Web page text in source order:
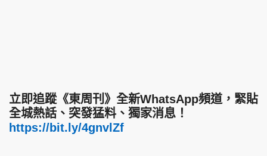
立即追蹤《東周刊》全新WhatsApp頻道，緊貼
全城熱話、突發猛料、獨家消息！
https://bit.ly/4gnvlZf